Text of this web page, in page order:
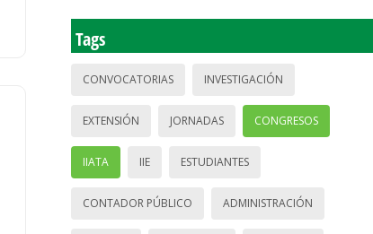
Tags
CONVOCATORIAS INVESTIGACIÓN
EXTENSIÓN JORNADAS CONGRESOS
IIATA IIE ESTUDIANTES
CONTADOR PÚBLICO ADMINISTRACIÓN